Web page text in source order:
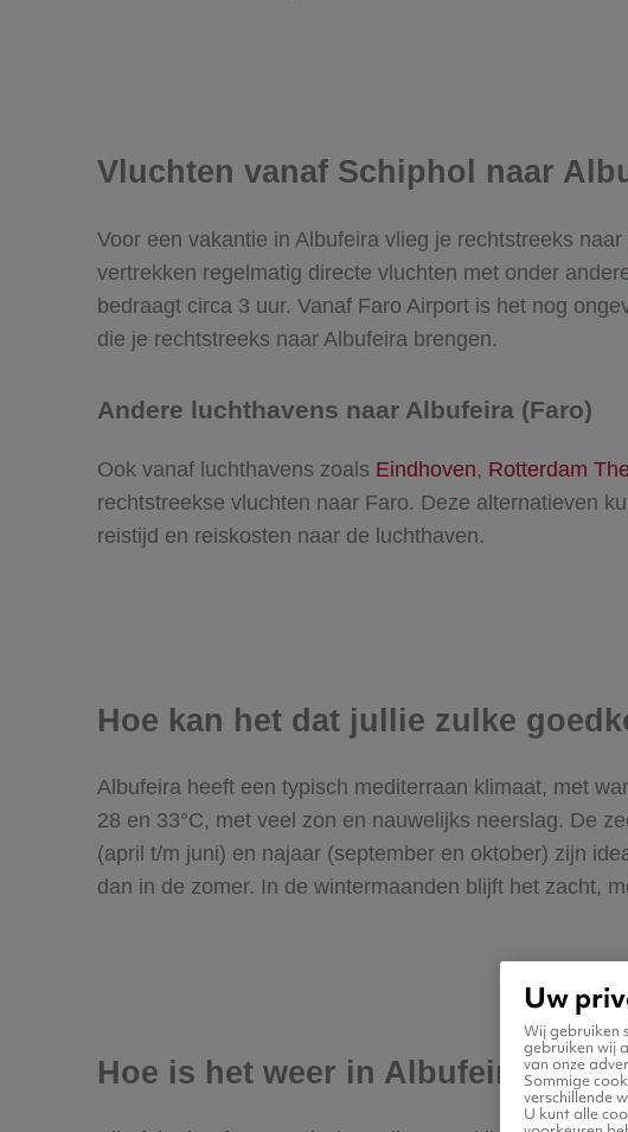
Vluchten vanaf Schiphol naar
Voor een vakantie in Albufeira vlieg je rechtstreeks
vertrekken regelmatig directe vluchten met onder
bedraagt circa 3 uur. Vanaf Faro Airport is het nog
die je rechtstreeks naar Albufeira brengen.
Andere luchthavens naar Albufeira (Faro)
Ook vanaf luchthavens zoals Eindhoven, Rotterdam
rechtstreekse vluchten naar Faro. Deze alternatieven
reistijd en reiskosten naar de luchthaven.
Hoe kan het dat jullie zulke
Albufeira heeft een typisch mediterraan klimaat, met
28 en 33°C, met veel zon en nauwelijks neerslag. De
(april t/m juni) en najaar (september en oktober) zijn
dan in de zomer. In de wintermaanden blijft het zacht,
Hoe is het weer in Albufeira?
Uw
Wij gebruiken
gebruiken wij
van onze
Sommige
verschillende
U kunt alle